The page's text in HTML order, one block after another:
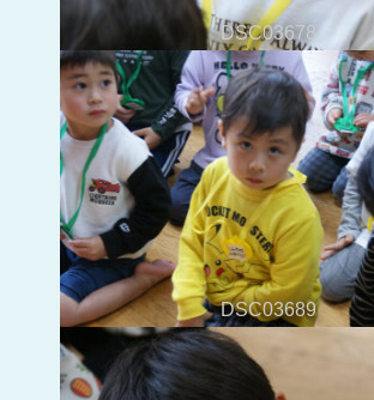
DSC03678
DSC03689